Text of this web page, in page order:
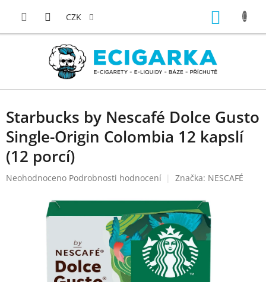
CZK
Starbucks by Nescafé Dolce Gusto
Single-Origin Colombia 12 kapslí
(12 porcí)
Průměrné
Neohodnoceno Podrobnosti hodnocení Značka: NESCAFÉ